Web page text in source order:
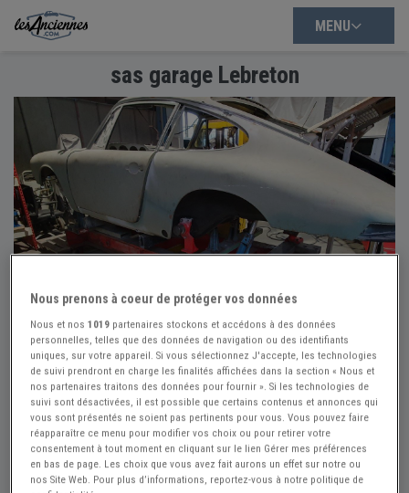
MENU
sas garage Lebreton
sas garage Lebreton
Contact
Nous prenons à coeur de protéger vos données
Nous et nos1019 partenaires stockons et accédons à des données
personnelles, telles que des données de navigation ou des identifiants
uniques, sur votre appareil. Si vous sélectionnez J'accepte, les technologies
de suivi prendront en charge les finalités affichées dans la section « Nous et
nos partenaires traitons des données pour fournir ». Si les technologies de
suivi sont désactivées, il est possible que certains contenus et annonces qui
vous sont présentés ne soient pas pertinents pour vous. Vous pouvez faire
réapparaître ce menu pour modifier vos choix ou pour retirer votre
consentement à tout moment en cliquant sur le lien Gérer mes préférences
en bas de page. Les choix que vous avez fait aurons un effet sur notre ou
nos Site Web. Pour plus d’informations, reportez-vous à notre politique de